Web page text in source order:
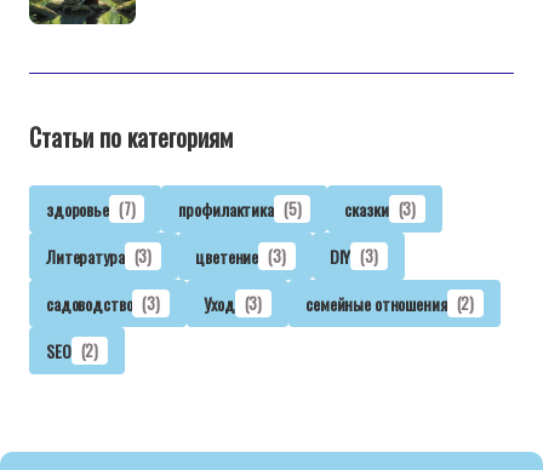
Статьи по категориям
здоровье (7) профилактика (5) сказки (3)
Литература (3) цветение (3) DIY (3)
садоводство (3) Уход (3) семейные отношения (2)
SEO (2)